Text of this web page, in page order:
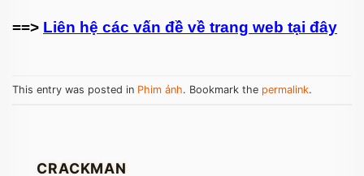
==> Liên hệ các vấn đề về trang web tại đây
This entry was posted in Phim ảnh. Bookmark the permalink.
CRACKMAN